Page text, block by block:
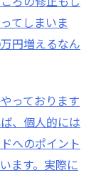
ろの修正もし
てしまいま
円増えるなん
っております
、個人的には
へのポイント
ます。実際に